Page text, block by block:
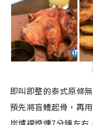
即叫即整的泰式原條
預先將盲鰽起骨，再